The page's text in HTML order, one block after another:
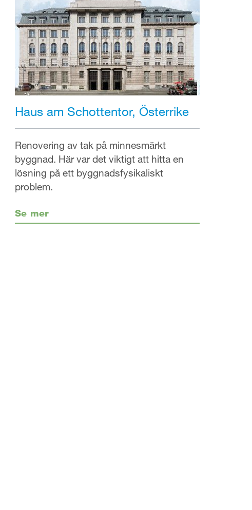
Haus am Schottentor, Österrike
Renovering av tak på minnesmärkt
byggnad. Här var det viktigt att hitta en
lösning på ett byggnadsfysikaliskt
problem.
Se mer